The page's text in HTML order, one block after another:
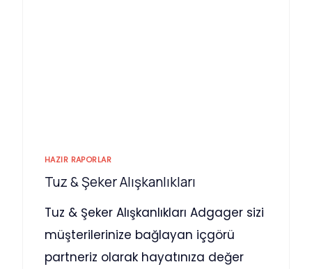
HAZIR RAPORLAR
Tuz & Şeker Alışkanlıkları
Tuz & Şeker Alışkanlıkları Adgager sizi
müşterilerinize bağlayan içgörü
partneriz olarak hayatınıza değer